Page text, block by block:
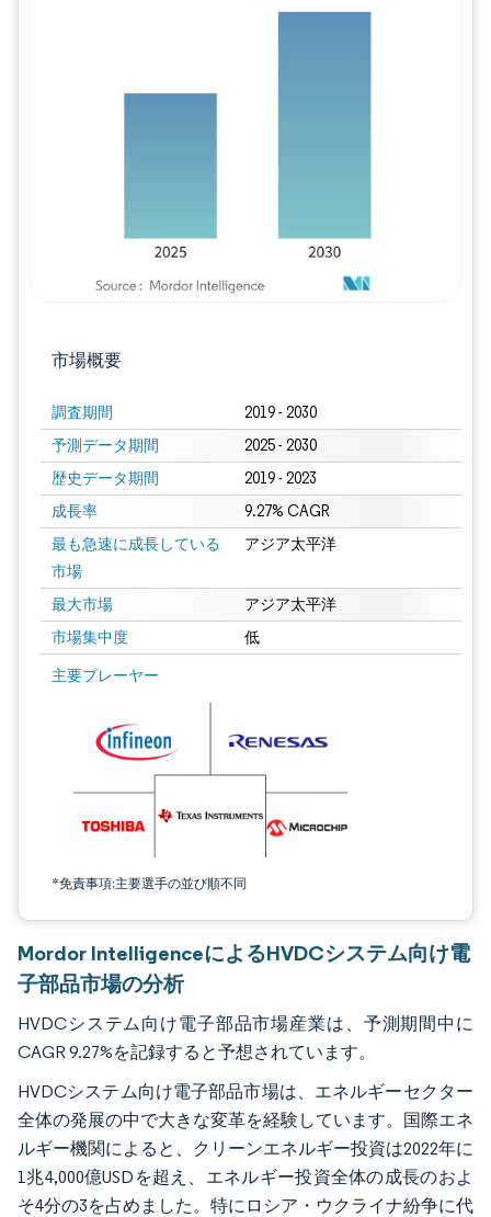
市場概要
調査期間 2019 - 2030
予測データ期間 2025 - 2030
歴史データ期間 2019 - 2023
成長率 9.27% CAGR
最も急速に成長している
市場
アジア太平洋
最大市場 アジア太平洋
市場集中度 低
主要プレーヤー
*免責事項:主要選手の並び順不同
画像 © Mordor Intelligence。再利用にはCC BY 4.0の表示が必要です。
Mordor IntelligenceによるHVDCシステム向け電
子部品市場の分析
HVDCシステム向け電子部品市場産業は、予測期間中に
CAGR 9.27%を記録すると予想されています。
HVDCシステム向け電子部品市場は、エネルギーセクター
全体の発展の中で大きな変革を経験しています。国際エネ
ルギー機関によると、クリーンエネルギー投資は2022年に
1兆4,000億USDを超え、エネルギー投資全体の成長のおよ
そ4分の3を占めました。特にロシア・ウクライナ紛争に代